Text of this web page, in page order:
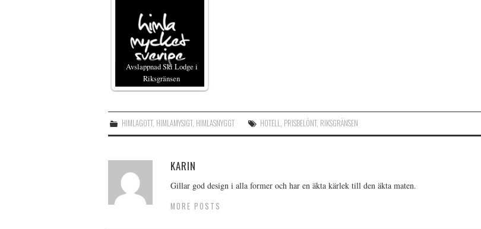
Avslappnad Ski Lodge i
Riksgränsen
HIMLAGOTT, HIMLAMYSIGT, HIMLASNYGGT HOTELL, PRISBELÖNT, RIKSGRÄNSEN
KARIN
Gillar god design i alla former och har en äkta kärlek till den äkta maten.
MORE POSTS